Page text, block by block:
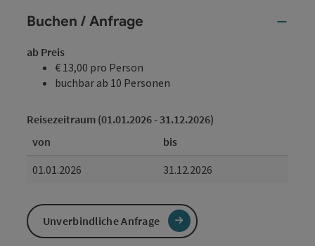
Buchen / Anfrage
ab Preis
€ 13,00 pro Person
buchbar ab 10 Personen
Reisezeitraum (01.01.2026 - 31.12.2026)
von
bis
01.01.2026
31.12.2026
Unverbindliche Anfrage